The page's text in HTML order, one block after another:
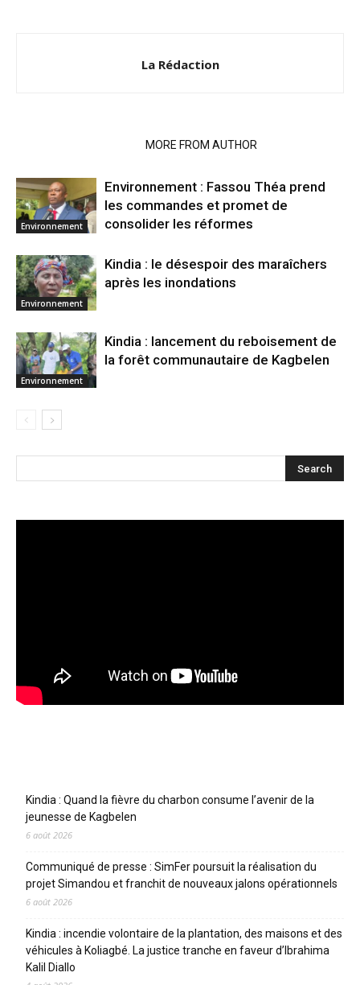
La Rédaction
MORE FROM AUTHOR
Environnement
Environnement : Fassou Théa prend
les commandes et promet de
consolider les réformes
Environnement
Kindia : le désespoir des maraîchers
après les inondations
Environnement
Kindia : lancement du reboisement de
la forêt communautaire de Kagbelen
Kindia : Quand la fièvre du charbon consume l’avenir de la
jeunesse de Kagbelen
6 août 2026
Communiqué de presse : SimFer poursuit la réalisation du
projet Simandou et franchit de nouveaux jalons opérationnels
6 août 2026
Kindia : incendie volontaire de la plantation, des maisons et des
véhicules à Koliagbé. La justice tranche en faveur d’Ibrahima
Kalil Diallo